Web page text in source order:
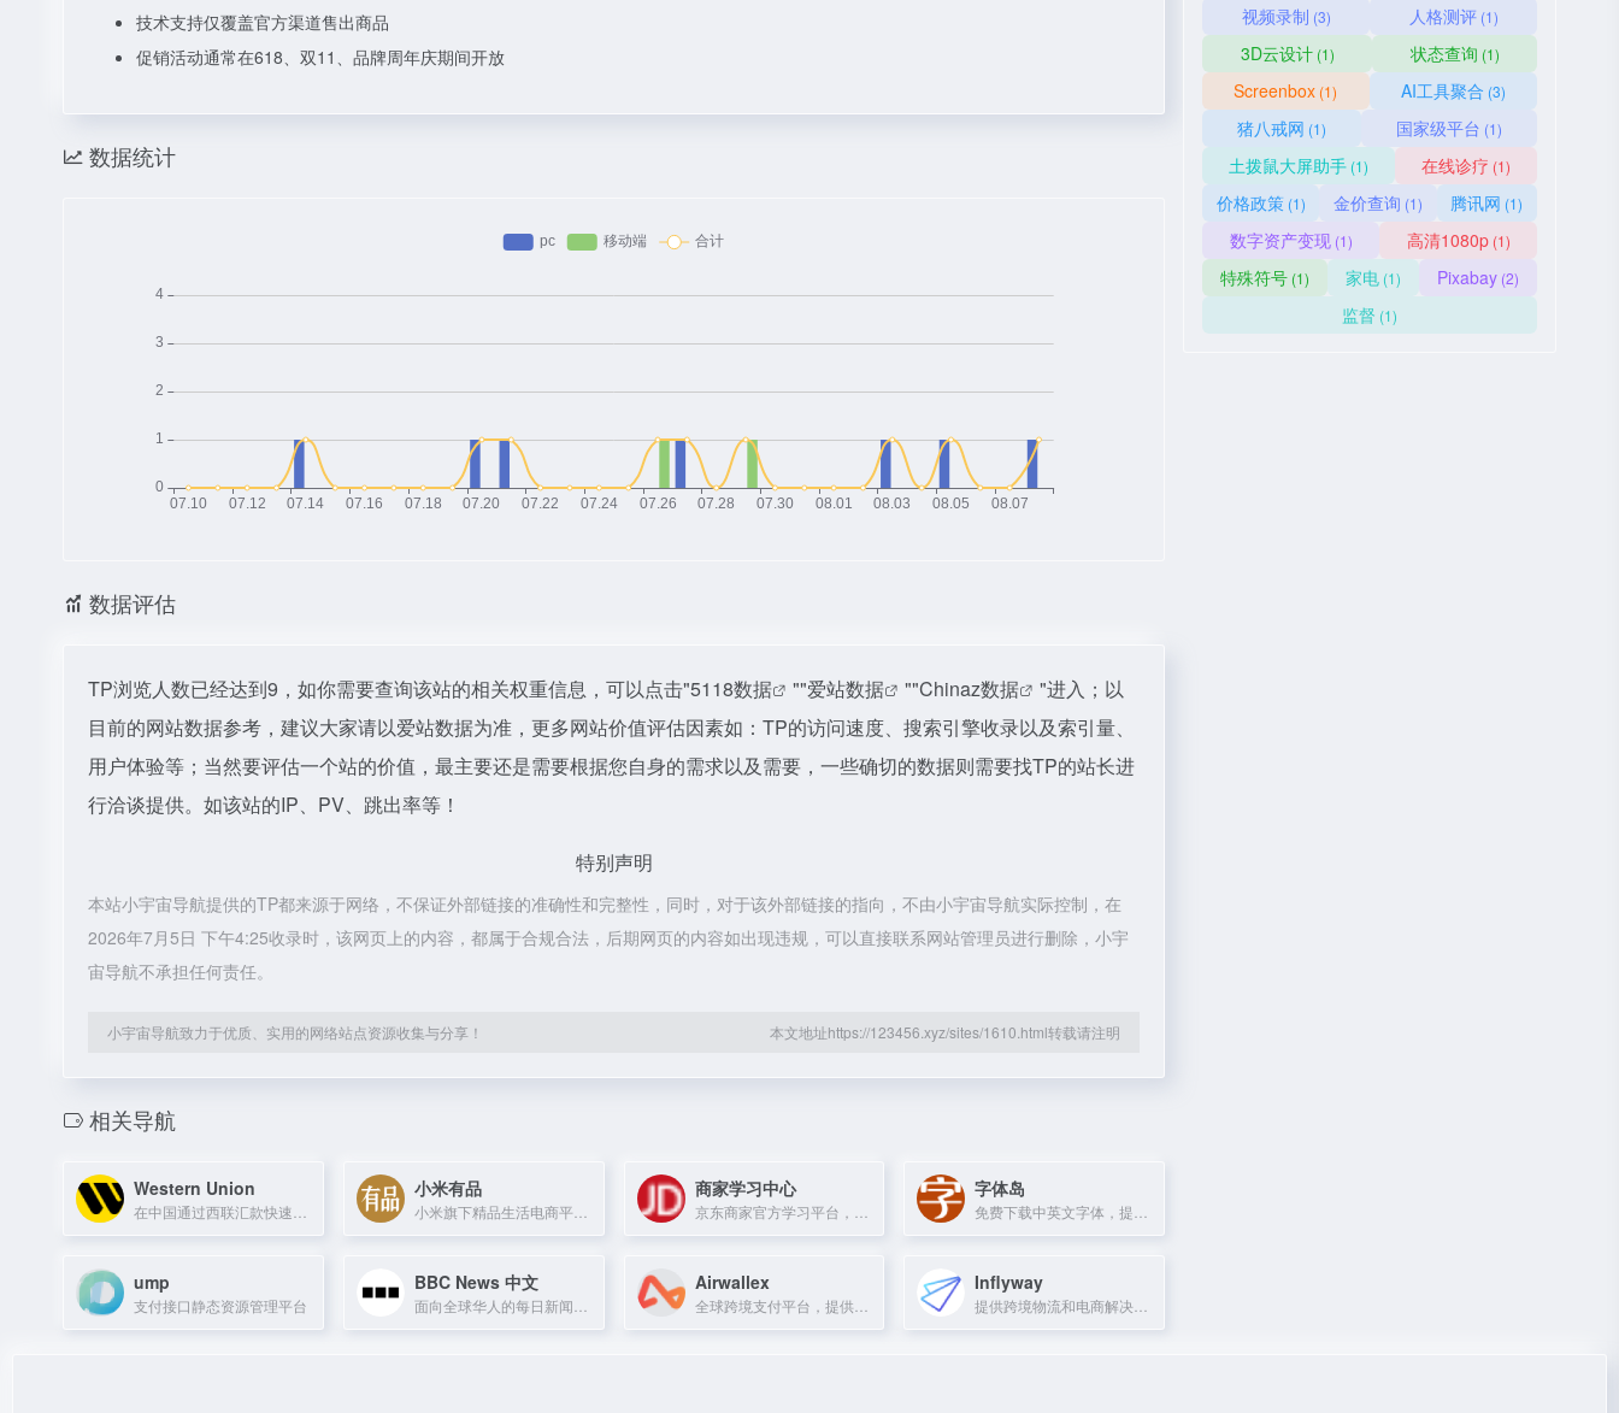
技术支持仅覆盖官方渠道售出商品
促销活动通常在618、双11、品牌周年庆期间开放
数据统计
数据评估
TP浏览人数已经达到9，如你需要查询该站的相关权重信息，可以点击"5118数据 ""爱站数据 ""Chinaz数据
"进入；以
目前的网站数据参考，建议大家请以爱站数据为准，更多网站价值评估因素如：TP的访问速度、搜索引擎收录以及索引量、
用户体验等；当然要评估一个站的价值，最主要还是需要根据您自身的需求以及需要，一些确切的数据则需要找TP的站长进
行洽谈提供。如该站的IP、PV、跳出率等！
特别声明
本站小宇宙导航提供的TP都来源于网络，不保证外部链接的准确性和完整性，同时，对于该外部链接的指向，不由小宇宙导航实际控制，在
2026年7月5日 下午4:25收录时，该网页上的内容，都属于合规合法，后期网页的内容如出现违规，可以直接联系网站管理员进行删除，小宇
宙导航不承担任何责任。
小宇宙导航致力于优质、实用的网络站点资源收集与分享！ 本文地址https://123456.xyz/sites/1610.html转载请注明
相关导航
Western Union 小米有品
小米旗下精品生活电商平台，提供高品质、高颜值、科技感的好产品。
商家学习中心 字体岛
ump
支付接口静态资源管理平台
BBC News 中文 Airwallex
全球跨境支付平台，提供快速、透明、低成本的国际支付服务。
Inflyway
视频录制 (3) 人格测评(1)
3D云设计(1) 状态查询 (1)
Screenbox (1) AI工具聚合 (3)
猪八戒网 (1) 国家级平台 (1)
土拨鼠大屏助手 (1) 在线诊疗 (1)
价格政策(1) 金价查询 (1) 腾讯网 (1)
数字资产变现(1) 高清1080p(1)
特殊符号 (1) 家电 (1) Pixabay (2)
监督 (1)